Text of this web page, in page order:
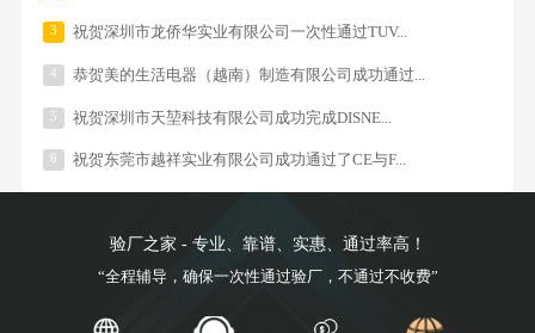
3 祝贺深圳市龙侨华实业有限公司一次性通过TUV...
4 恭贺美的生活电器（越南）制造有限公司成功通过...
5 祝贺深圳市天堃科技有限公司成功完成DISNE...
6 祝贺东莞市越祥实业有限公司成功通过了CE与F...
验厂之家 - 专业、靠谱、实惠、通过率高！
“全程辅导，确保一次性通过验厂，不通过不收费”